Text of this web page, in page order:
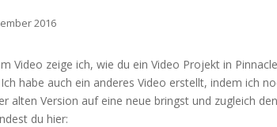
2016
Video zeige ich, wie du ein Video Projekt in
habe auch ein anderes Video erstellt, indem ich
alten Version auf eine neue bringst und zugleich
du hier: